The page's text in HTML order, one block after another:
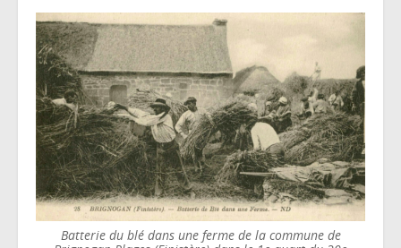
Batterie du blé dans une ferme de la commune de